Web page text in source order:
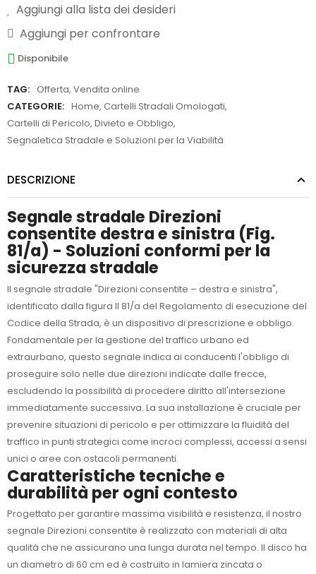
Aggiungi alla lista dei desideri
Aggiungi per confrontare
Disponibile
TAG: Offerta, Vendita online
CATEGORIE: Home, Cartelli Stradali Omologati,
Cartelli di Pericolo, Divieto e Obbligo,
Segnaletica Stradale e Soluzioni per la Viabilità
DESCRIZIONE
Segnale stradale Direzioni
consentite destra e sinistra (Fig.
81/a) - Soluzioni conformi per la
sicurezza stradale
Il segnale stradale "Direzioni consentite – destra e sinistra",
identificato dalla figura II 81/a del Regolamento di esecuzione del
Codice della Strada, è un dispositivo di prescrizione e obbligo.
Fondamentale per la gestione del traffico urbano ed
extraurbano, questo segnale indica ai conducenti l'obbligo di
proseguire solo nelle due direzioni indicate dalle frecce,
escludendo la possibilità di procedere diritto all'intersezione
immediatamente successiva. La sua installazione è cruciale per
prevenire situazioni di pericolo e per ottimizzare la fluidità del
traffico in punti strategici come incroci complessi, accessi a sensi
unici o aree con ostacoli permanenti.
Caratteristiche tecniche e
durabilità per ogni contesto
Progettato per garantire massima visibilità e resistenza, il nostro
segnale Direzioni consentite è realizzato con materiali di alta
qualità che ne assicurano una lunga durata nel tempo. Il disco ha
un diametro di 60 cm ed è costruito in lamiera zincata o